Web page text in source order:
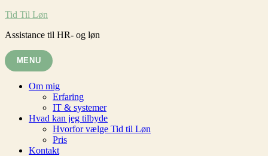
Skip
content
Tid Til Løn
Assistance til HR- og løn
MENU
Om mig
Erfaring
IT & systemer
Hvad kan jeg tilbyde
Hvorfor vælge Tid til Løn
Pris
Kontakt